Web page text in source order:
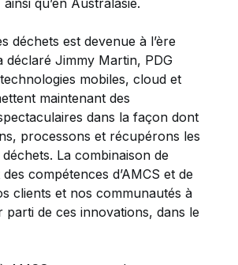
qu’en Australasie.
déchets est devenue à l’ère
déclaré Jimmy Martin, PDG
technologies mobiles, cloud et
maintenant des
dans la façon dont
processons et récupérons les
La combinaison de
des compétences d’AMCS et de
clients et nos communautés à
parti de ces innovations, dans le